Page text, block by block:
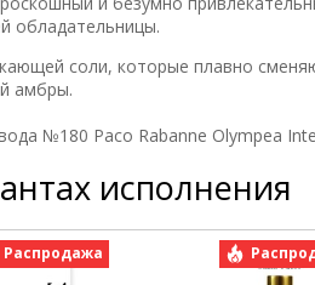
обладательницы.
соли, которые плавно
амбры.
№180 Paco Rabanne Olympea
исполнения
Распродажа